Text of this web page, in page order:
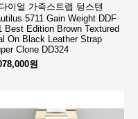
이얼 가죽스트랩 텅스텐
5711 Gain Weight DDF
Best Edition Brown Textured
On Black Leather Strap
Clone DD324
원